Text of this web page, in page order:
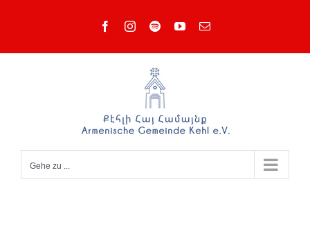
springen
FacebookInstagram
SpotifyYouTube
E-
Gehe zu ...